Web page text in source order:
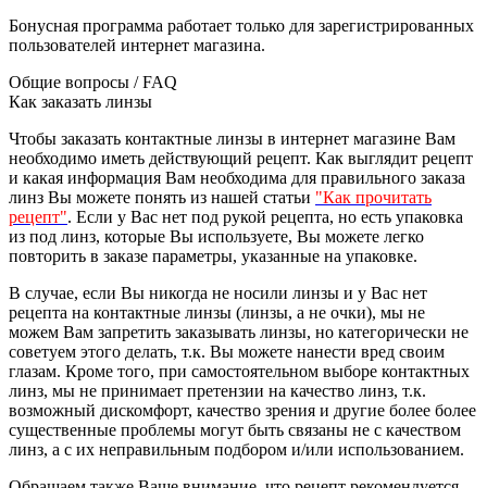
Бонусная программа работает только для зарегистрированных
пользователей интернет магазина.
Общие вопросы / FAQ
Как заказать линзы
Чтобы заказать контактные линзы в интернет магазине Вам
необходимо иметь действующий рецепт. Как выглядит рецепт
и какая информация Вам необходима для правильного заказа
линз Вы можете понять из нашей статьи "Как прочитать
рецепт". Если у Вас нет под рукой рецепта, но есть упаковка
из под линз, которые Вы используете, Вы можете легко
повторить в заказе параметры, указанные на упаковке.
В случае, если Вы никогда не носили линзы и у Вас нет
рецепта на контактные линзы (линзы, а не очки), мы не
можем Вам запретить заказывать линзы, но категорически не
советуем этого делать, т.к. Вы можете нанести вред своим
глазам. Кроме того, при самостоятельном выборе контактных
линз, мы не принимает претензии на качество линз, т.к.
возможный дискомфорт, качество зрения и другие более более
существенные проблемы могут быть связаны не с качеством
линз, а с их неправильным подбором и/или использованием.